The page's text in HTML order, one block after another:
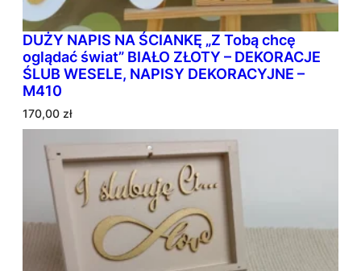
DUŻY NAPIS NA ŚCIANKĘ „Z Tobą chcę
oglądać świat” BIAŁO ZŁOTY – DEKORACJE
ŚLUB WESELE, NAPISY DEKORACYJNE –
M410
170,00 zł